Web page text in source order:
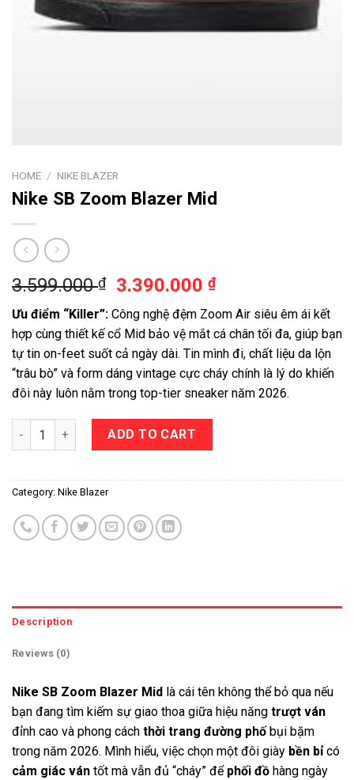
HOME / NIKE BLAZER
Nike SB Zoom Blazer Mid
3.599.000₫ 3.390.000₫
Ưu điểm “Killer”: Công nghệ đệm Zoom Air siêu êm ái kết
hợp cùng thiết kế cổ Mid bảo vệ mắt cá chân tối đa, giúp bạn
tự tin on-feet suốt cả ngày dài. Tin mình đi, chất liệu da lộn
“trâu bò” và form dáng vintage cực cháy chính là lý do khiến
đôi này luôn nằm trong top-tier sneaker năm 2026.
Nike SB Zoom Blazer Mid quantity
ADD TO CART
Category: Nike Blazer
Description
Reviews (0)
Nike SB Zoom Blazer Mid là cái tên không thể bỏ qua nếu
bạn đang tìm kiếm sự giao thoa giữa hiệu năng trượt ván
đỉnh cao và phong cách thời trang đường phố bụi bặm
trong năm 2026. Mình hiểu, việc chọn một đôi giày bền bỉcó
cảm giác ván tốt mà vẫn đủ “cháy” để phối đồ hàng ngày